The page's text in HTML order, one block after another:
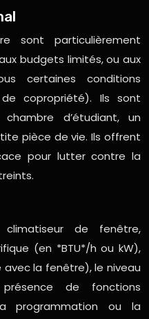
sont particulièrement
budgets limités, ou aux
certaines conditions
copropriété). Ils sont
d’étudiant, un
pièce de vie. Ils offrent
pour lutter contre la
climatiseur de fenêtre,
(en *BTU*/h ou kW),
la fenêtre), le niveau
de fonctions
programmation ou la